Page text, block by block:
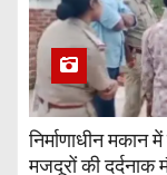
निर्माणाधीन
मजदूरों की दर्दनाक